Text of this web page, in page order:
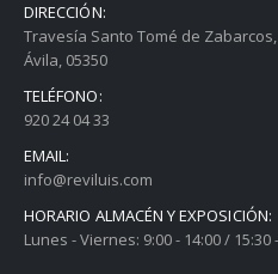
DIRECCIÓN:
Travesía Santo Tomé de
Ávila, 05350
TELÉFONO:
920 24 04 33
EMAIL:
info@reviluis.com
HORARIO ALMACÉN Y EXPOSICIÓN:
Lunes - Viernes: 9:00 - 14:00 /